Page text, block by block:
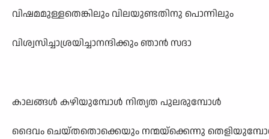
വിഷമമുള്ളതെങ്കിലും വിലയുണ്ടതിനു പൊന്നിലും
വിശ്വസിച്ചാശ്രയിച്ചാനന്ദിക്കും ഞാൻ സദാ
കാലങ്ങൾ കഴിയുമ്പോൾ നിത്യത പുലരുമ്പോൾ
ദൈവം ചെയ്തതൊക്കെയും നന്മയ്ക്കെന്നു